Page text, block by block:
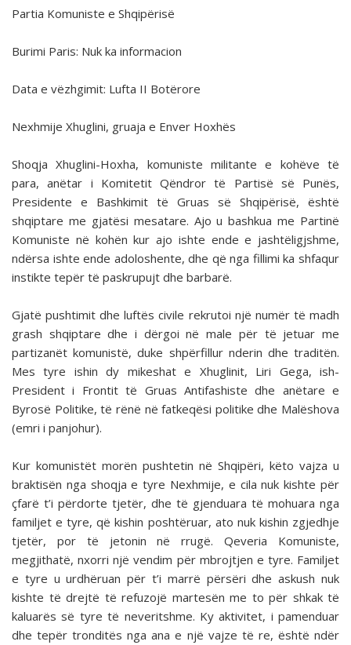
Partia Komuniste e Shqipërisë
Burimi Paris: Nuk ka informacion
Data e vëzhgimit: Lufta II Botërore
Nexhmije Xhuglini, gruaja e Enver Hoxhës
Shoqja Xhuglini-Hoxha, komuniste militante e kohëve të
para, anëtar i Komitetit Qëndror të Partisë së Punës,
Presidente e Bashkimit të Gruas së Shqipërisë, është
shqiptare me gjatësi mesatare. Ajo u bashkua me Partinë
Komuniste në kohën kur ajo ishte ende e jashtëligjshme,
ndërsa ishte ende adoloshente, dhe që nga fillimi ka shfaqur
instikte tepër të paskrupujt dhe barbarë.
Gjatë pushtimit dhe luftës civile rekrutoi një numër të madh
grash shqiptare dhe i dërgoi në male për të jetuar me
partizanët komunistë, duke shpërfillur nderin dhe traditën.
Mes tyre ishin dy mikeshat e Xhuglinit, Liri Gega, ish-
President i Frontit të Gruas Antifashiste dhe anëtare e
Byrosë Politike, të rënë në fatkeqësi politike dhe Malëshova
(emri i panjohur).
Kur komunistët morën pushtetin në Shqipëri, këto vajza u
braktisën nga shoqja e tyre Nexhmije, e cila nuk kishte për
çfarë t’i përdorte tjetër, dhe të gjenduara të mohuara nga
familjet e tyre, që kishin poshtëruar, ato nuk kishin zgjedhje
tjetër, por të jetonin në rrugë. Qeveria Komuniste,
megjithatë, nxorri një vendim për mbrojtjen e tyre. Familjet
e tyre u urdhëruan për t’i marrë përsëri dhe askush nuk
kishte të drejtë të refuzojë martesën me to për shkak të
kaluarës së tyre të neveritshme. Ky aktivitet, i pamenduar
dhe tepër tronditës nga ana e një vajze të re, është ndër